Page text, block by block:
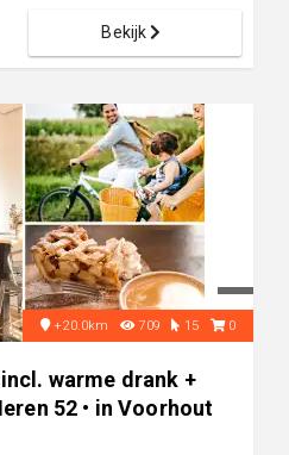
Bekijk
+20.0km 709 15 0
warme drank +
52 • in Voorhout